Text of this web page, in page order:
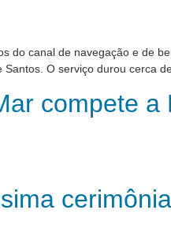
canal de navegação e de
O serviço durou cerca
compete